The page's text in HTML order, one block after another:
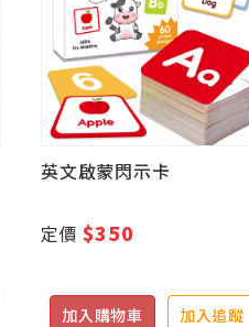
英文啟蒙閃示卡
定價$350
加入購物車 加入追蹤